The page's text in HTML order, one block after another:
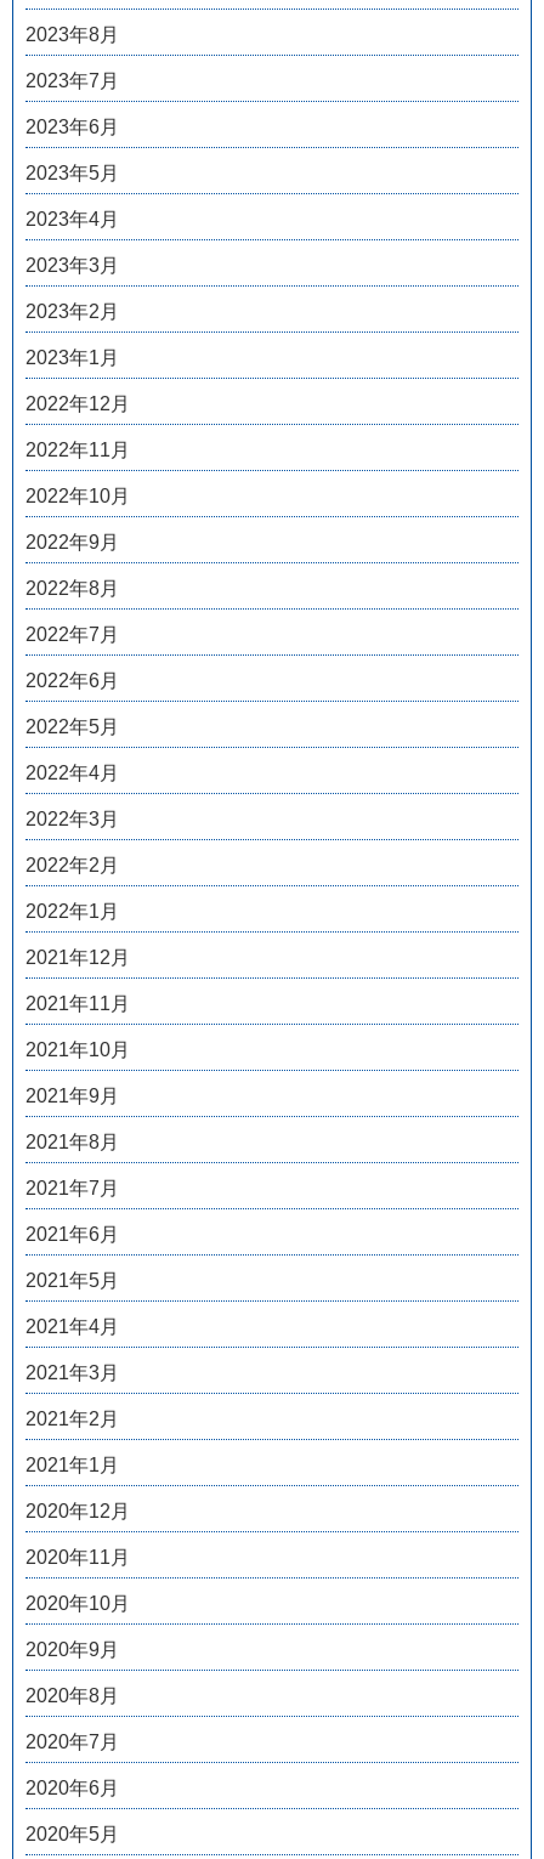
2023年8月
2023年7月
2023年6月
2023年5月
2023年4月
2023年3月
2023年2月
2023年1月
2022年12月
2022年11月
2022年10月
2022年9月
2022年8月
2022年7月
2022年6月
2022年5月
2022年4月
2022年3月
2022年2月
2022年1月
2021年12月
2021年11月
2021年10月
2021年9月
2021年8月
2021年7月
2021年6月
2021年5月
2021年4月
2021年3月
2021年2月
2021年1月
2020年12月
2020年11月
2020年10月
2020年9月
2020年8月
2020年7月
2020年6月
2020年5月